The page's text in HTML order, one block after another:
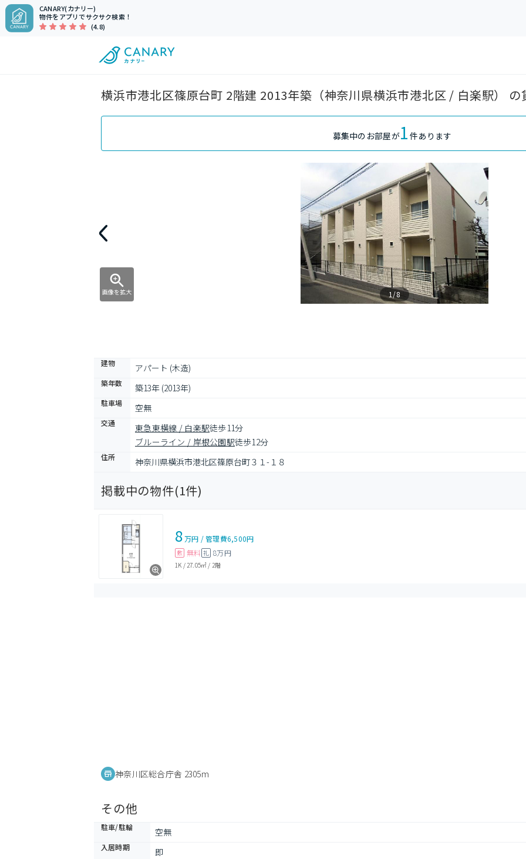
CANARY(カナリー)
物件をアプリでサクサク検索！
(4.8)
横浜市港北区篠原台町 2階建 2013年築（神奈川県横浜市港北区 / 白楽駅） の
募集中のお部屋が1 件あります
画像を拡大 1/8
建物 アパート (木造)
築年数 築13年 (2013年)
駐車場 空無
交通 東急東横線 / 白楽駅徒歩11分
ブルーライン / 岸根公園駅徒歩12分
住所 神奈川県横浜市港北区篠原台町３１-１８
掲載中の物件(1件)
8万円 /管理費6,500円
敷 無料 礼 8万円
1K / 27.05㎡ / 2階
神奈川区総合庁舎 2305m
その他
駐車/駐輪 空無
入居時期 即